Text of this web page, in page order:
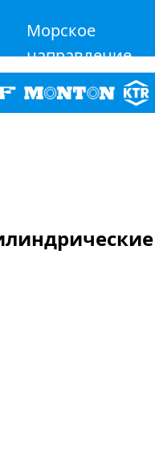
Морское
направление